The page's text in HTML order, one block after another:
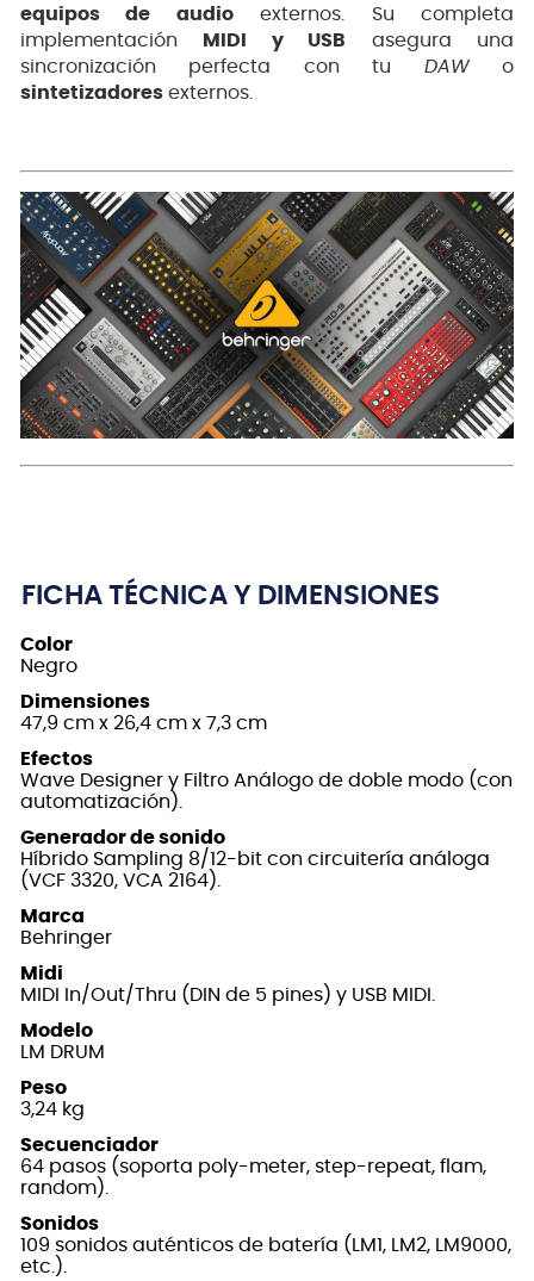
equipos de audioexternos. Su completa
implementación
MIDI y USB asegura una
sincronización perfecta con tu DAWo
sintetizadores externos.
FICHA TÉCNICA Y DIMENSIONES
Color
Negro
Dimensiones
47,9 cm x 26,4 cm x 7,3 cm
Efectos
Wave Designer y Filtro Análogo de doble modo (con
automatización).
Generador de sonido
Híbrido Sampling 8/12-bit con circuitería análoga
(VCF 3320, VCA 2164).
Marca
Behringer
Midi
MIDI In/Out/Thru (DIN de 5 pines) y USB MIDI.
Modelo
LM DRUM
Peso
3,24 kg
Secuenciador
64 pasos (soporta poly-meter, step-repeat, flam,
random).
Sonidos
109 sonidos auténticos de batería (LM1, LM2, LM9000,
etc.).